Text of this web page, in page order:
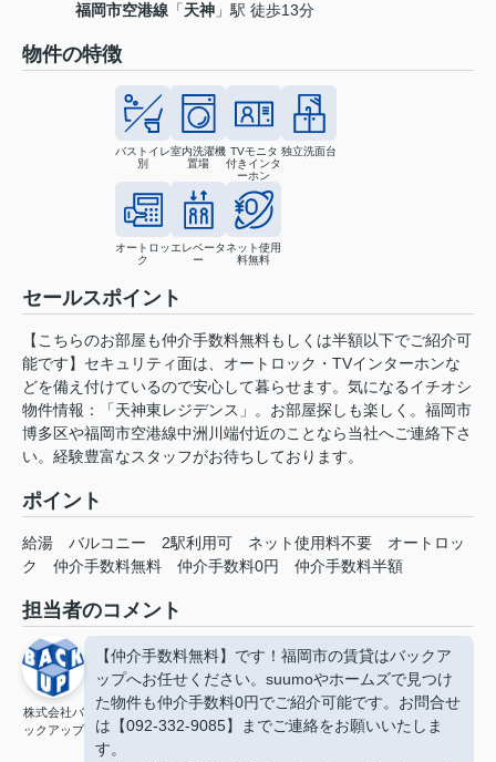
福岡市空港線 「天神 」駅 徒歩13分
物件の特徴
バストイレ
別
室内洗濯機
置場
TVモニタ
付きインタ
ーホン
独立洗面台
オートロッ
ク
エレベータ
ー
ネット使用
料無料
セールスポイント
【こちらのお部屋も仲介手数料無料もしくは半額以下でご紹介可
能です】セキュリティ面は、オートロック・TVインターホンな
どを備え付けているので安心して暮らせます。気になるイチオシ
物件情報：「天神東レジデンス」。お部屋探しも楽しく。福岡市
博多区や福岡市空港線中洲川端付近のことなら当社へご連絡下さ
い。経験豊富なスタッフがお待ちしております。
ポイント
給湯 バルコニー 2駅利用可 ネット使用料不要
オートロッ
ク
仲介手数料無料 仲介手数料0円 仲介手数料半額
担当者のコメント
株式会社バ
ックアップ
【仲介手数料無料】です！福岡市の賃貸はバックア
ップへお任せください。suumoやホームズで見つけ
た物件も仲介手数料0円でご紹介可能です。お問合せ
は【092-332-9085】までご連絡をお願いいたしま
す。